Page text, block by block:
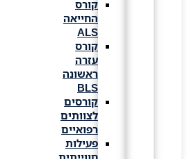
קורס
החייאה
קורס
עזרה
ראשונה
קורסים
לצוותים
רפואיים
פעילות